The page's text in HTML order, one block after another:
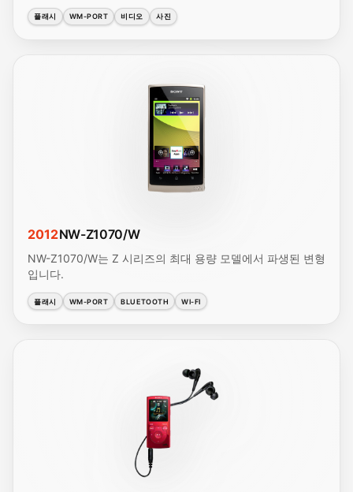
플래시 WM-PORT 비디오 사진
2012NW-Z1070/W
NW-Z1070/W는 Z 시리즈의 최대 용량 모델에서 파생된 변형
입니다.
플래시 WM-PORT BLUETOOTH WI-FI